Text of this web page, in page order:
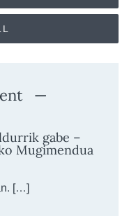
gabe –
Mugimendua
[…]